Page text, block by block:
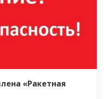
«Ракетная